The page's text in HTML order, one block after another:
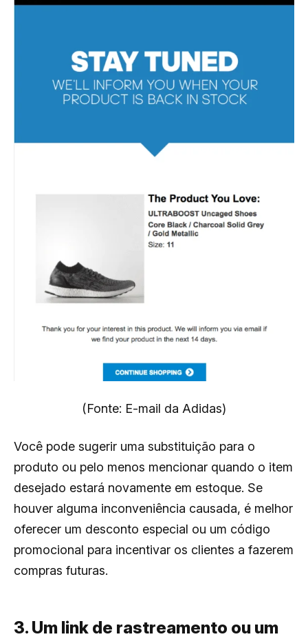
(Fonte: E-mail da Adidas)
Você pode sugerir uma substituição para o
produto ou pelo menos mencionar quando o item
desejado estará novamente em estoque. Se
houver alguma inconveniência causada, é melhor
oferecer um desconto especial ou um código
promocional para incentivar os clientes a fazerem
compras futuras.
3. Um link de rastreamento ou um